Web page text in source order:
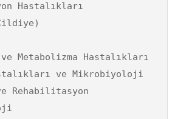
Hastalıkları
Metabolizma Hastalıkları
ve Mikrobiyoloji
Rehabilitasyon